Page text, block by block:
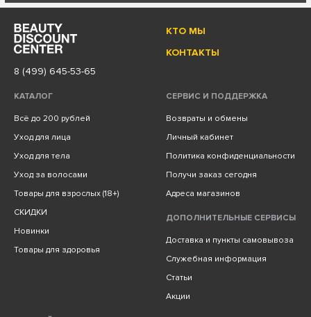
КТО МЫ
КОНТАКТЫ
8 (499) 645-53-65
КАТАЛОГ
Всё до 200 рублей
Уход для лица
Уход для тела
Уход за волосами
Товары для взрослых (18+)
СКИДКИ
Новинки
Товары для здоровья
СЕРВИС И ПОДДЕРЖКА
Возвраты и обмены
Личный кабинет
Политика конфиденциальности
Получи заказ сегодня
Адреса магазинов
ДОПОЛНИТЕЛЬНЫЕ СЕРВИСЫ
Доставка и пункты самовывоза
Служебная информация
Статьи
Акции